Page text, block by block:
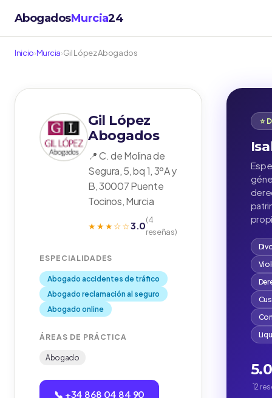
AbogadosMurcia24
Inicio›Murcia›Gil López Abogados
Gil López
Abogados
📍 C. de Molina de
Segura, 5, bq 1, 3ºA y
B, 30007 Puente
Tocinos, Murcia
★★★☆☆3.0(4
reseñas)
ESPECIALIDADES
Abogado accidentes de tráfico
Abogado reclamación al seguro
Abogado online
ÁREAS DE PRÁCTICA
Abogado
📞 +34 868 04 84 90
⭐
12